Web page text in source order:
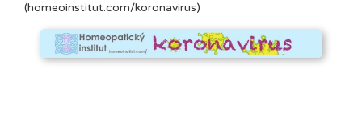
(homeoinstitut.com/koronavirus)